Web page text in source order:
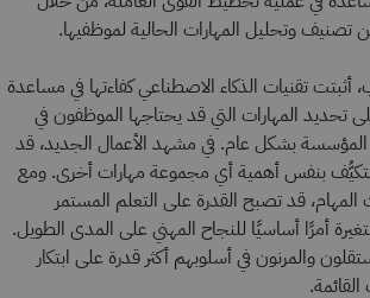
تصنيف وتحليل المهارات الحالية لموظفيها.
أثبتت تقنيات الذكاء الاصطناعي كفاءتها في مساعدة
تحديد المهارات التي قد يحتاجها الموظفون في
المؤسسة بشكل عام. في مشهد الأعمال الجديد، قد
بنفس أهمية أي مجموعة مهارات أخرى. ومع
المهام، قد تصبح القدرة على التعلم المستمر
أمرًا أساسيًا للنجاح المهني على المدى الطويل.
والمرنون في أسلوبهم أكثر قدرة على ابتكار